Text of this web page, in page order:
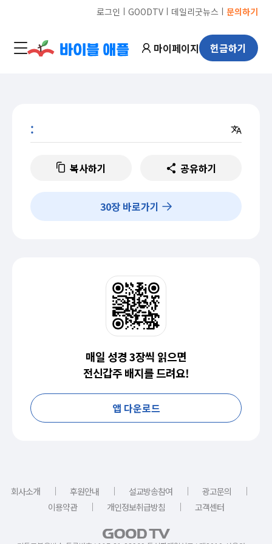
로그인 ㅣ GOODTVㅣ 데일리굿뉴스 ㅣ 문의하기
마이페이지 헌금하기
:
복사하기 공유하기
30장 바로가기
매일 성경 3장씩 읽으면
전신갑주 배지를 드려요!
앱 다운로드
회사소개 ｜ 후원안내 ｜ 설교방송참여 ｜ 광고문의
｜
이용약관
｜ 개인정보취급방침 ｜ 고객센터